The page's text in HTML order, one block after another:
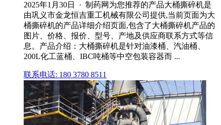
2025年1月30日 · 制药网为您推荐的产品大桶撕碎机是
由巩义市金龙恒吉重工机械有限公司提供,当前页面为大
桶撕碎机的产品详细介绍页面,包含了大桶撕碎机产品的
图片、价格、报价、型号、产地及供应商联系方式等信
息。产品介绍：大桶撕碎机是针对油漆桶、汽油桶、
200L化工蓝桶、IBC吨桶等中空包装容器而 ...
联系电话: 180 3780 8511